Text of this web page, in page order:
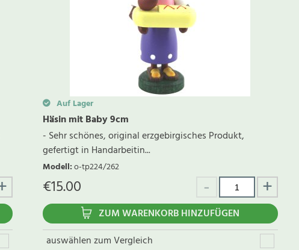
Auf Lager
Häsin mit Baby 9cm
- Sehr schönes, original erzgebirgisches Produkt,
gefertigt in Handarbeitin...
Modell:o-tp224/262
€15.00
ZUM WARENKORB HINZUFÜGEN
auswählen zum Vergleich